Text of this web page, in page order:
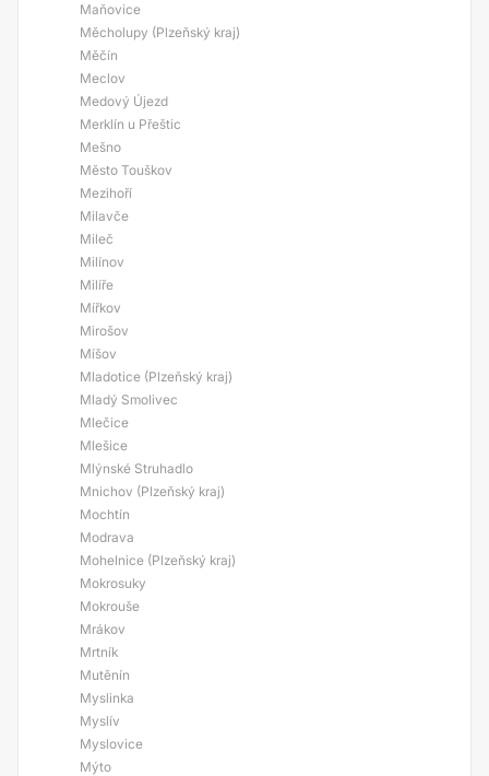
Maňovice
Měcholupy (Plzeňský kraj)
Měčín
Meclov
Medový Újezd
Merklín u Přeštic
Mešno
Město Touškov
Mezihoří
Milavče
Mileč
Milínov
Milíře
Mířkov
Mirošov
Míšov
Mladotice (Plzeňský kraj)
Mladý Smolivec
Mlečice
Mlešice
Mlýnské Struhadlo
Mnichov (Plzeňský kraj)
Mochtín
Modrava
Mohelnice (Plzeňský kraj)
Mokrosuky
Mokrouše
Mrákov
Mrtník
Mutěnín
Myslinka
Myslív
Myslovice
Mýto